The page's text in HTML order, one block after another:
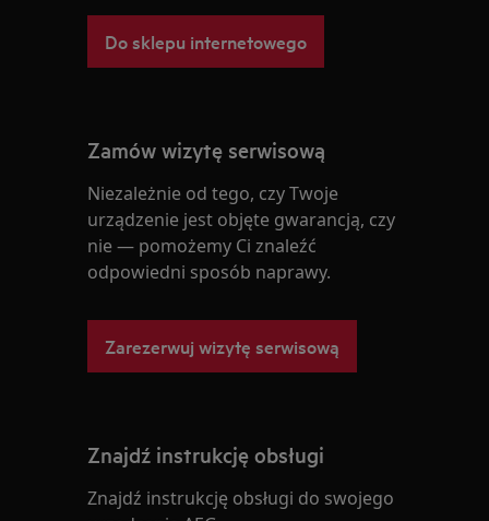
Do sklepu internetowego
Zamów wizytę serwisową
Niezależnie od tego, czy Twoje
urządzenie jest objęte gwarancją, czy
nie — pomożemy Ci znaleźć
odpowiedni sposób naprawy.
Zarezerwuj wizytę serwisową
Znajdź instrukcję obsługi
Znajdź instrukcję obsługi do swojego